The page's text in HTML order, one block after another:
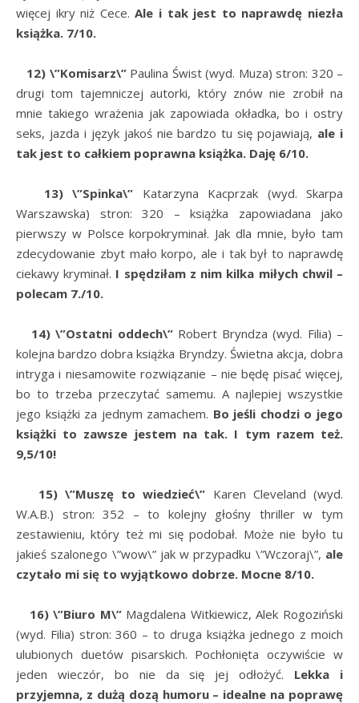
więcej ikry niż Cece.Ale i tak jest to naprawdę niezła
książka. 7/10.
12) \”Komisarz\” Paulina Świst (wyd. Muza) stron: 320 –
drugi tom tajemniczej autorki, który znów nie zrobił na
mnie takiego wrażenia jak zapowiada okładka, bo i ostry
seks, jazda i język jakoś nie bardzo tu się pojawiają, ale i
tak jest to całkiem poprawna książka. Daję 6/10.
13) \”Spinka\” Katarzyna Kacprzak (wyd. Skarpa
Warszawska) stron: 320 – książka zapowiadana jako
pierwszy w Polsce korpokryminał. Jak dla mnie, było tam
zdecydowanie zbyt mało korpo, ale i tak był to naprawdę
ciekawy kryminał. I spędziłam z nim kilka miłych chwil –
polecam 7./10.
14) \”Ostatni oddech\” Robert Bryndza (wyd. Filia) –
kolejna bardzo dobra książka Bryndzy. Świetna akcja, dobra
intryga i niesamowite rozwiązanie – nie będę pisać więcej,
bo to trzeba przeczytać samemu. A najlepiej wszystkie
jego książki za jednym zamachem. Bo jeśli chodzi o jego
książki to zawsze jestem na tak. I tym razem też.
9,5/10!
15) \”Muszę to wiedzieć\” Karen Cleveland (wyd.
W.A.B.) stron: 352 – to kolejny głośny thriller w tym
zestawieniu, który też mi się podobał. Może nie było tu
jakieś szalonego \”wow\” jak w przypadku \”Wczoraj\”, ale
czytało mi się to wyjątkowo dobrze. Mocne 8/10.
16) \”Biuro M\” Magdalena Witkiewicz, Alek Rogoziński
(wyd. Filia) stron: 360 – to druga książka jednego z moich
ulubionych duetów pisarskich. Pochłonięta oczywiście w
jeden wieczór, bo nie da się jej odłożyć. Lekka i
przyjemna, z dużą dozą humoru – idealne na poprawę